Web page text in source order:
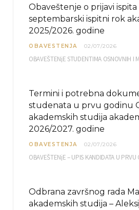
Obaveštenje o prijavi ispita
septembarski ispitni rok
2025/2026. godine
OBAVESTENJA 02/07/2026
Termini i potrebna
studenata u prvu godinu
akademskih studija
2026/2027. godine
OBAVESTENJA 02/07/2026
Odbrana završnog rada
akademskih studija –